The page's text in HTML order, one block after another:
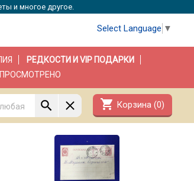
и многое другое.
Select Language ▼
РЕДКОСТИ И VIP ПОДАРКИ
ПРОСМОТРЕНО
shopping_cart Корзина (0)